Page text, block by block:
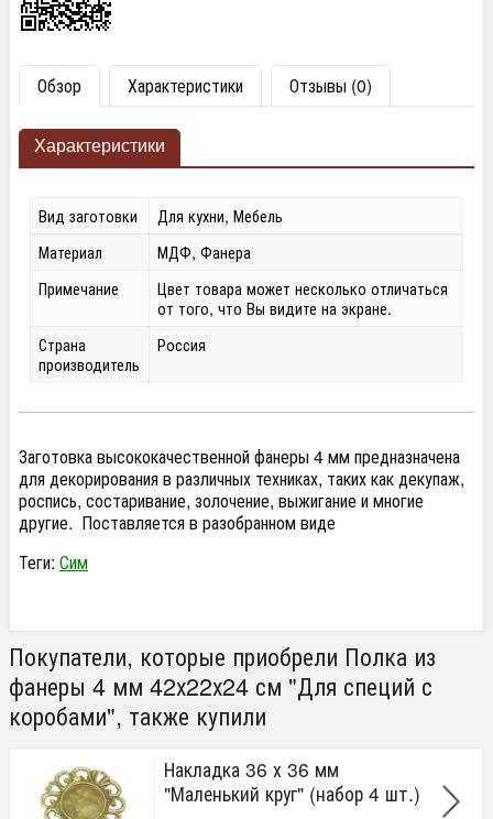
Обзор Характеристики Отзывы (0)
Характеристики
Вид заготовки
Для кухни, Мебель
Материал
МДФ, Фанера
Примечание
Цвет товара может несколько отличаться
от того, что Вы видите на экране.
Страна
производитель
Россия
Заготовка высококачественной фанеры 4 мм предназначена
для декорирования в различных техниках, таких как декупаж,
роспись, состаривание, золочение, выжигание и многие
другие. Поставляется в разобранном виде
Теги: Сим
Покупатели, которые приобрели Полка из
фанеры 4 мм 42х22х24 см "Для специй с
коробами", также купили
Накладка 36 х 36 мм
"Маленький круг" (набор 4 шт.)